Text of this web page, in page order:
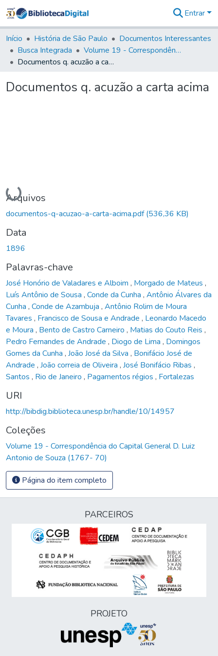
&
Coleções
Tudo na
Biblioteca
Estatísticas
Entrar
Início História de São Paulo
Documentos Interessantes
Busca Integrada
Volume 19 - Correspondência do Capital General D. Luiz Antonio de Souza (1767- 70)
Documentos q. acuzão a carta acima
Documentos q. acuzão a carta acima
Carregando...
Arquivos
documentos-q-acuzao-a-carta-acima.pdf(536,36 KB)
Data
1896
Palavras-chave
José Honório de Valadares e Alboim , Morgado de Mateus ,
Luís Antônio de Sousa , Conde da Cunha , Antônio Álvares da
Cunha , Conde de Azambuja , Antônio Rolim de Moura
Tavares , Francisco de Sousa e Andrade , Leonardo Macedo
e Moura , Bento de Castro Carneiro , Matias do Couto Reis ,
Pedro Fernandes de Andrade , Diogo de Lima , Domingos
Gomes da Cunha , João José da Silva , Bonifácio José de
Andrade , João correia de Oliveira , José Bonifácio Ribas ,
Santos , Rio de Janeiro , Pagamentos régios , Fortalezas
URI
http://bibdig.biblioteca.unesp.br/handle/10/14957
Coleções
Volume 19 - Correspondência do Capital General D. Luiz
Antonio de Souza (1767- 70)
Página do item completo
PARCEIROS
PROJETO